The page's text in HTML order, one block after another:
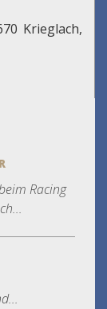
Krieglach,
Racing